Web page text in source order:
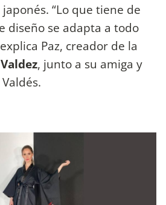
“Lo que tiene de
diseño se adapta a todo
Paz, creador de la
, junto a su amiga y